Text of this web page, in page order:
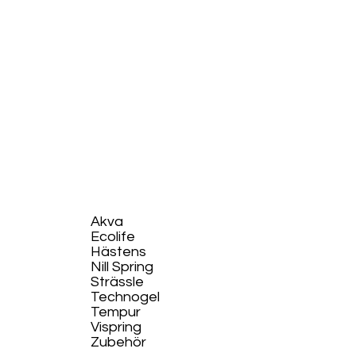
Akva
Ecolife​
Hästens
Nill Spring
Strässle
Technogel
Tempur
Vispring
Zubehör